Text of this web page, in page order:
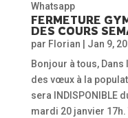
Whatsapp
FERMETURE
DES COURS
par Florian Jan 9,
Bonjour à tous,
des vœux à la
sera INDISPONIBLE
mardi 20 janvier